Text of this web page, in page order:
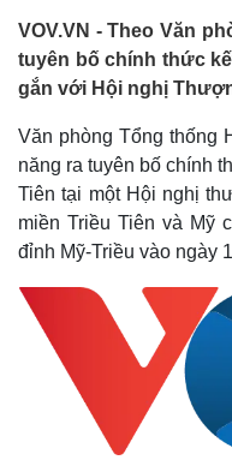
VOV.VN - Theo Văn
tuyên bố chính thức
gắn với Hội nghị
Văn phòng Tổng thống
năng ra tuyên bố chính
Tiên tại một Hội nghị
miền Triều Tiên và Mỹ
đỉnh Mỹ-Triều vào ngày